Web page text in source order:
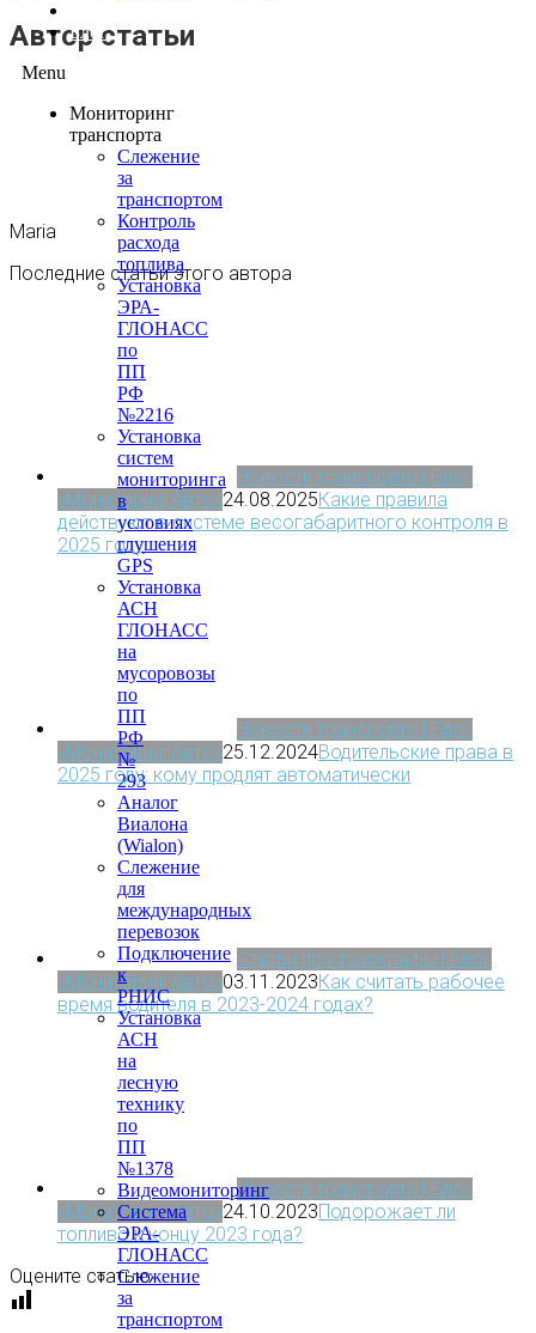
Блог
Menu
Мониторинг
транспорта
Слежение
за
транспортом
Контроль
расхода
топлива
Установка
ЭРА-
ГЛОНАСС
по
ПП
РФ
№2216
Установка
систем
мониторинга
в
условиях
глушения
GPS
Установка
АСН
ГЛОНАСС
на
мусоровозы
по
ПП
РФ
№
293
Аналог
Виалона
(Wialon)
Слежение
для
международных
перевозок
Подключение
к
РНИС
Установка
АСН
на
лесную
технику
по
ПП
№1378
Видеомониторинг
Система
ЭРА-
ГЛОНАСС
Слежение
за
транспортом
Автор статьи
Maria
Последние статьи этого автора
Новости транспорта | Блог
«МониторингАвто»24.08.2025Какие правила
действуют в системе весогабаритного контроля в
2025 году
Новости транспорта | Блог
«МониторингАвто»25.12.2024Водительские права в
2025 году: кому продлят автоматически
Статьи про тахографы | Блог
«МониторингАвто»03.11.2023Как считать рабочее
время водителя в 2023-2024 годах?
Новости транспорта | Блог
«МониторингАвто»24.10.2023Подорожает ли
топливо к концу 2023 года?
Оцените статью